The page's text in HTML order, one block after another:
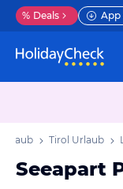
% Deals App
Tirol Urlaub
Seeapart